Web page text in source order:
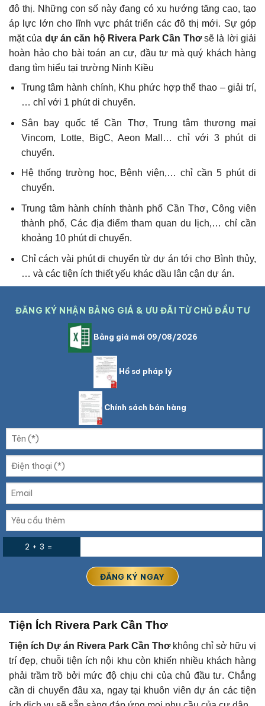
đô thị. Những con số này đang có xu hướng tăng cao, tạo
áp lực lớn cho lĩnh vực phát triển các đô thị mới. Sự góp
mặt của dự án căn hộ Rivera Park Cần Thơsẽ là lời giải
hoàn hảo cho bài toán an cư, đầu tư mà quý khách hàng
đang tìm hiểu tại trường Ninh Kiều
Trung tâm hành chính, Khu phức hợp thể thao – giải trí,
… chỉ với 1 phút di chuyển.
Sân bay quốc tế Cần Thơ, Trung tâm thương mại
Vincom, Lotte, BigC, Aeon Mall… chỉ với 3 phút di
chuyển.
Hệ thống trường học, Bệnh viện,… chỉ cần 5 phút di
chuyển.
Trung tâm hành chính thành phố Cần Thơ, Công viên
thành phố, Các địa điểm tham quan du lịch,… chỉ cần
khoảng 10 phút di chuyển.
Chỉ cách vài phút di chuyển từ dự án tới chợ Bình thủy,
… và các tiện ích thiết yếu khác dầu lân cận dự án.
ĐĂNG KÝ NHẬN BẢNG GIÁ & ƯU ĐÃI TỪ CHỦ ĐẦU TƯ
Bảng giá mới 09/08/2026
Hồ sơ pháp lý
Chính sách bán hàng
2 + 3 =
Tiện Ích Rivera Park Cần Thơ
Tiện ích Dự án Rivera Park Cần Thơ không chỉ sở hữu vị
trí đẹp, chuỗi tiện ích nội khu còn khiến nhiều khách hàng
phải trầm trồ bởi mức độ chịu chi của chủ đầu tư. Chẳng
cần di chuyển đâu xa, ngay tại khuôn viên dự án các tiện